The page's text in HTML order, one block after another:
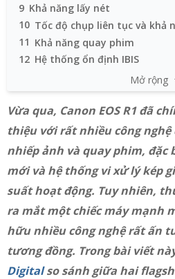
9 Khả năng lấy nét
10 Tốc độ chụp liên tục và khả
11 Khả năng quay phim
12 Hệ thống ổn định IBIS
Khe thẻ nhớ và thời lượng
14 Tổng kết về Canon EOS R1
Mở rộng
Vừa qua, Canon EOS R1 đã
thiệu với rất nhiều công
nhiếp ảnh và quay phim, đặc
mới và hệ thống vi xử lý kép
suất hoạt động. Tuy nhiên,
ra mắt một chiếc máy mạnh
hữu nhiều công nghệ rất ấn
tương đồng. Trong bài viết
Digitalso sánh giữa hai